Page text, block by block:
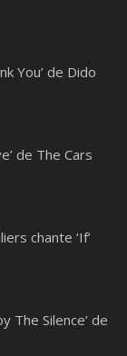
You’ de Dido
de The Cars
chante ‘If’
The Silence’ de